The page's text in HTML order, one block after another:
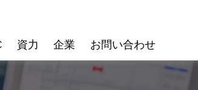
資力 企業 お問い合わせ